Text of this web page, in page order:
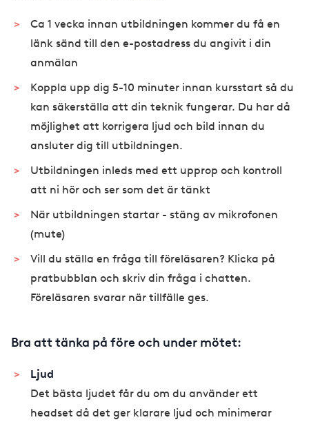
Ca 1 vecka innan utbildningen kommer du få en
länk sänd till den e-postadress du angivit i din
anmälan
Koppla upp dig 5-10 minuter innan kursstart så du
kan säkerställa att din teknik fungerar. Du har då
möjlighet att korrigera ljud och bild innan du
ansluter dig till utbildningen.
Utbildningen inleds med ett upprop och kontroll
att ni hör och ser som det är tänkt
När utbildningen startar - stäng av mikrofonen
(mute)
Vill du ställa en fråga till föreläsaren? Klicka på
pratbubblan och skriv din fråga i chatten.
Föreläsaren svarar när tillfälle ges.
Bra att tänka på före och under mötet:
Ljud
Det bästa ljudet får du om du använder ett
headset då det ger klarare ljud och minimerar